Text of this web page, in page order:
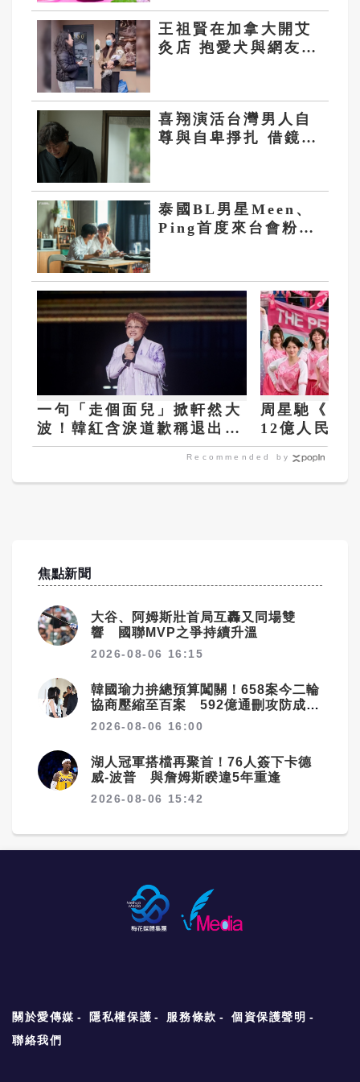
王祖賢在加拿大開艾
灸店 抱愛犬與網友合
喜翔演活台灣男人自
尊與自卑掙扎 借鏡當
泰國BL男星Meen、
Ping首度來台會粉絲
一句「走個面兒」掀軒然大
波！韓紅含淚道歉稱退出公
益 基金會回應：仍在第一
周星馳《功
12億人民幣
隊」引爆韓
Recommended by
焦點新聞
大谷、阿姆斯壯首局互轟又同場雙
響 國聯MVP之爭持續升溫
2026-08-06 16:15
韓國瑜力拚總預算闖關！658案今二輪
協商壓縮至百案 592億通刪攻防成決
戰焦點
2026-08-06 16:00
湖人冠軍搭檔再聚首！76人簽下卡德
威-波普 與詹姆斯睽違5年重逢
2026-08-06 15:42
關於愛傳媒 隱私權保護 服務條款
個資保護聲明
聯絡我們